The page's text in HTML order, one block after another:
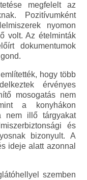
megfelelt az
Pozitívumként
nyomon
volt. Az ételminták
dokumentumok
hogy több
érvényes
mosogatás nem
a konyhákon
nem illő tárgyakat
és
bizonyult. A
ideje alatt azonnal
szemben